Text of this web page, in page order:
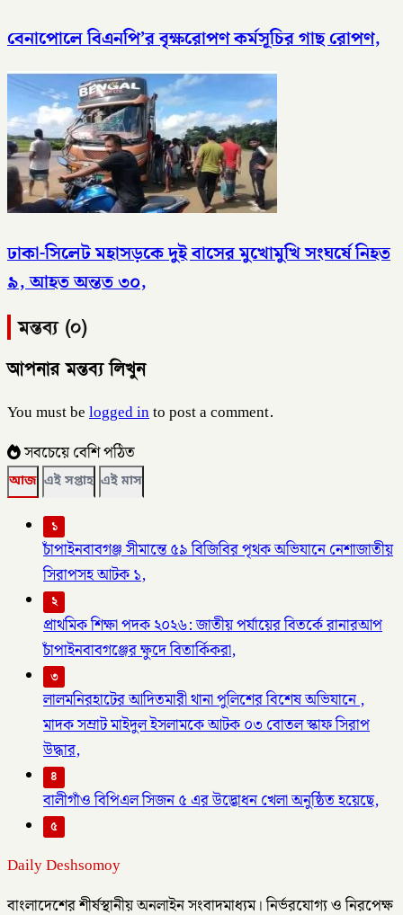
বেনাপোলে বিএনপি’র বৃক্ষরোপণ কর্মসূচির গাছ রোপণ,
ঢাকা-সিলেট মহাসড়কে দুই বাসের মুখোমুখি সংঘর্ষে নিহত
৯, আহত অন্তত ৩০,
মন্তব্য (০)
আপনার মন্তব্য লিখুন
You must belogged into post a comment.
সবচেয়ে বেশি পঠিত
আজ এই সপ্তাহ এই মাস
১
চাঁপাইনবাবগঞ্জ সীমান্তে ৫৯ বিজিবির পৃথক অভিযানে নেশাজাতীয়
সিরাপসহ আটক ১,
২
প্রাথমিক শিক্ষা পদক ২০২৬: জাতীয় পর্যায়ের বিতর্কে রানারআপ
চাঁপাইনবাবগঞ্জের ক্ষুদে বিতার্কিকরা,
৩
লালমনিরহাটের আদিতমারী থানা পুলিশের বিশেষ অভিযানে ,
মাদক সম্রাট মাইদুল ইসলামকে আটক ০৩ বোতল স্কাফ সিরাপ
উদ্ধার,
৪
বালীগাঁও বিপিএল সিজন ৫ এর উদ্ভোধন খেলা অনুষ্ঠিত হয়েছে,
৫
Daily Deshsomoy
বাংলাদেশের শীর্ষস্থানীয় অনলাইন সংবাদমাধ্যম। নির্ভরযোগ্য ও নিরপেক্ষ